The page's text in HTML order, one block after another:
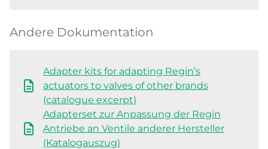
Andere Dokumentation
Adapter kits for adapting Regin’s
actuators to valves of other brands
(catalogue excerpt)
Adapterset zur Anpassung der Regin
Antriebe an Ventile anderer Hersteller
(Katalogauszug)